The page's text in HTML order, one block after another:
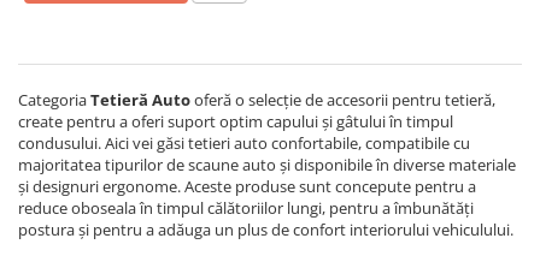
Carcasa Cheie Fiat
Carcasa Cheie Ford
Carcasa Cheie Hyundai
Carcasa Cheie Mercedes Benz
Carcasa Cheie Opel
CategoriaTetieră Autooferă o selecție de accesorii pentru tetieră,
create pentru a oferi suport optim capului și gâtului în timpul
condusului. Aici vei găsi tetieri auto confortabile, compatibile cu
majoritatea tipurilor de scaune auto și disponibile în diverse materiale
și designuri ergonome. Aceste produse sunt concepute pentru a
reduce oboseala în timpul călătoriilor lungi, pentru a îmbunătăți
postura și pentru a adăuga un plus de confort interiorului vehiculului.